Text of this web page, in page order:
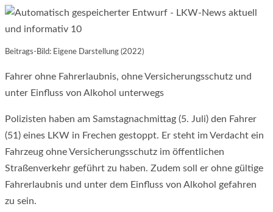
Beitrags-Bild: Eigene Darstellung (2022)
Fahrer ohne Fahrerlaubnis, ohne Versicherungsschutz und
unter Einfluss von Alkohol unterwegs
Polizisten haben am Samstagnachmittag (5. Juli) den Fahrer
(51) eines LKW in Frechen gestoppt. Er steht im Verdacht ein
Fahrzeug ohne Versicherungsschutz im öffentlichen
Straßenverkehr geführt zu haben. Zudem soll er ohne gültige
Fahrerlaubnis und unter dem Einfluss von Alkohol gefahren
zu sein.